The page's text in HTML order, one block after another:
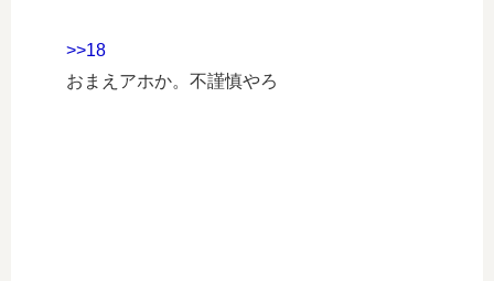
>>18
おまえアホか。不謹慎やろ